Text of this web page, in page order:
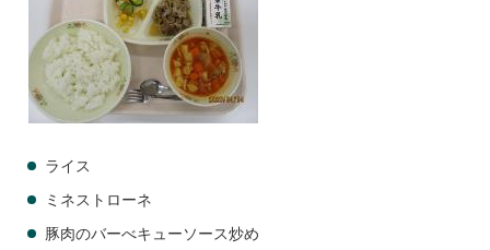
ライス
ミネストローネ
豚肉のバーべキューソース炒め